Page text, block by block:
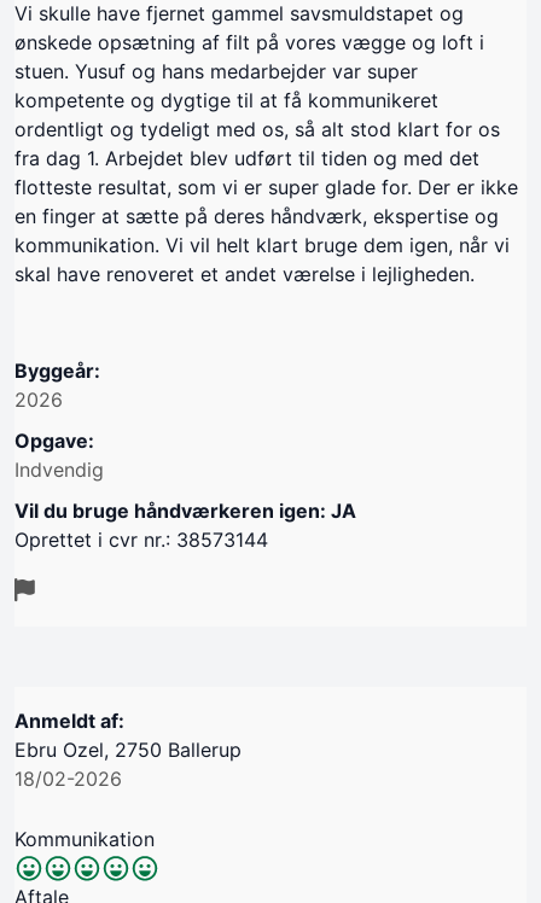
Vi skulle have fjernet gammel savsmuldstapet og
ønskede opsætning af filt på vores vægge og loft i
stuen. Yusuf og hans medarbejder var super
kompetente og dygtige til at få kommunikeret
ordentligt og tydeligt med os, så alt stod klart for os
fra dag 1. Arbejdet blev udført til tiden og med det
flotteste resultat, som vi er super glade for. Der er ikke
en finger at sætte på deres håndværk, ekspertise og
kommunikation. Vi vil helt klart bruge dem igen, når vi
skal have renoveret et andet værelse i lejligheden.
Byggeår:
2026
Opgave:
Indvendig
Vil du bruge håndværkeren igen: JA
Oprettet i cvr nr.: 38573144
Anmeldt af:
Ebru Ozel, 2750 Ballerup
18/02-2026
Kommunikation
Aftale